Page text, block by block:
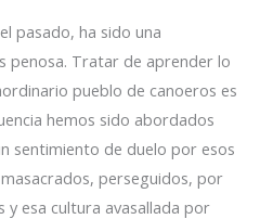
pasado, ha sido una
penosa. Tratar de aprender lo
pueblo de canoeros es
hemos sido abordados
sentimiento de duelo por esos
perseguidos, por
y esa cultura avasallada por